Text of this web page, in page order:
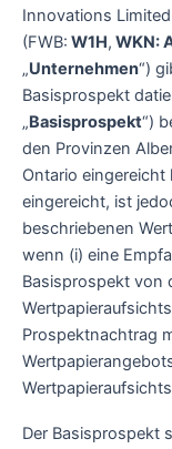
Innovations
(FWB: W1H, WKN:
„Unternehmen“)
Basisprospekt
„Basisprospekt“)
den Provinzen
Ontario
eingereicht, ist
beschriebenen
wenn (i) eine
Basisprospekt von
Prospektnachtrag
Der Basisprospekt